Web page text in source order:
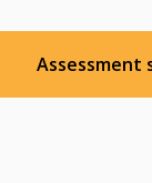
Assessment